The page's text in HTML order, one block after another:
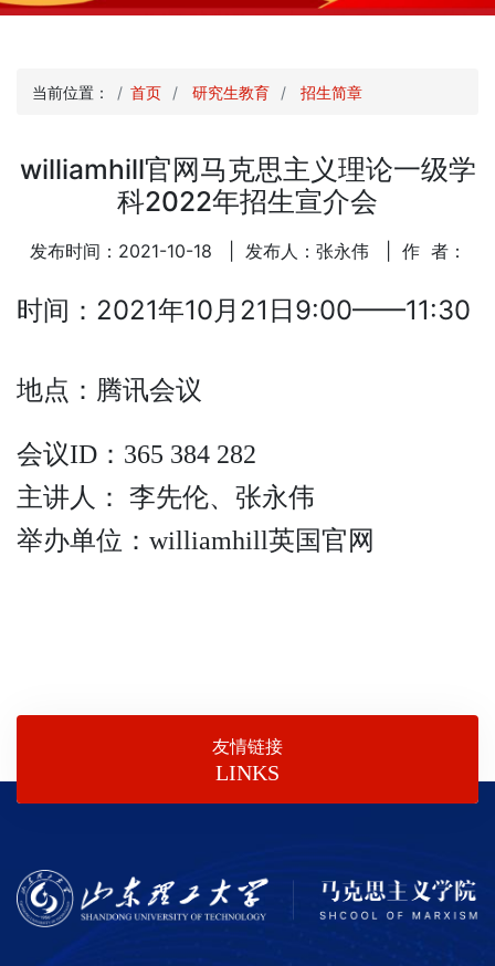
当前位置： 首页 研究生教育 招生简章
williamhill官网马克思主义理论一级学
科2022年招生宣介会
发布时间：2021-10-18 | 发布人：张永伟 | 作 者：
时间：2021年10月21日9:00——11:30
地点：腾讯会议
会议ID：365 384 282
主讲人：
李先伦、 张永伟
举办单位：williamhill英国官网
友情链接
LINKS